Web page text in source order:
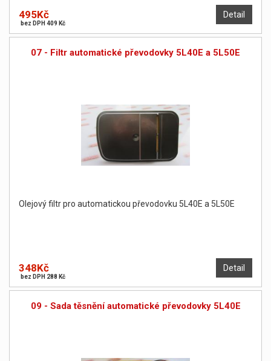
Detail
495Kč
bez DPH 409 Kč
07 - Filtr automatické převodovky 5L40E a 5L50E
Olejový filtr pro automatickou převodovku 5L40E a 5L50E
Detail
348Kč
bez DPH 288 Kč
09 - Sada těsnění automatické převodovky 5L40E